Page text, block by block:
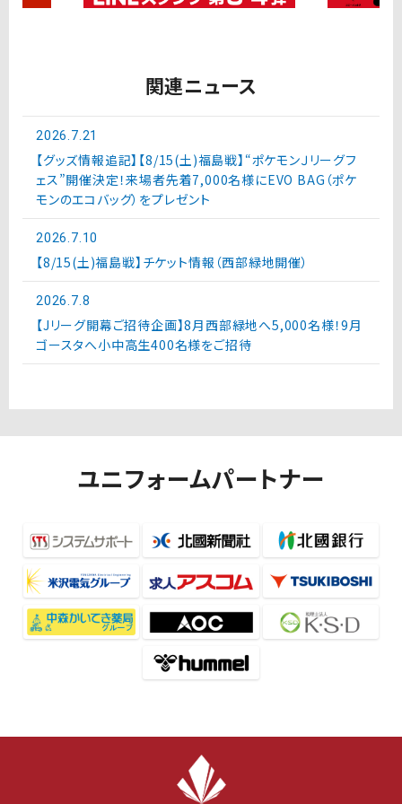
関連ニュース
2026.7.21
【グッズ情報追記】【8/15(土)福島戦】“ポケモンＪリーグフ
ェス”開催決定！来場者先着7,000名様にEVO BAG（ポケ
モンのエコバッグ）をプレゼント
2026.7.10
【8/15(土)福島戦】チケット情報（西部緑地開催）
2026.7.8
【Jリーグ開幕ご招待企画】8月西部緑地へ5,000名様！9月
ゴースタへ小中高生400名様をご招待
ユニフォームパートナー